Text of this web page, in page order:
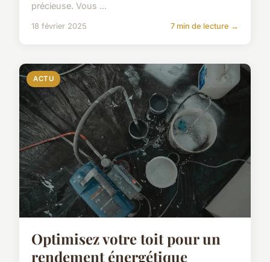
précieuse. Vous ...
18 février 2025 7 min de lecture →
ACTU
Optimisez votre toit pour un
rendement énergétique